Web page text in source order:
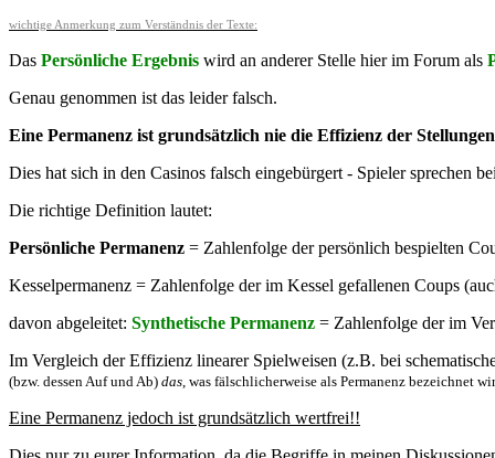
wichtige Anmerkung zum Verständnis der Texte:
Das Persönliche Ergebnis wird an anderer Stelle hier im Forum als
Genau genommen ist das leider falsch.
Eine Permanenz ist grundsätzlich nie die Effizienz der
Dies hat sich in den Casinos falsch eingebürgert - Spieler sprechen
Die richtige Definition lautet:
Persönliche Permanenz = Zahlenfolge der persönlich bespielten
Kesselpermanenz = Zahlenfolge der im Kessel gefallenen Coups
davon abgeleitet: Synthetische Permanenz = Zahlenfolge der im
Im Vergleich der Effizienz linearer Spielweisen (z.B. bei
(bzw. dessen Auf und Ab) das, was fälschlicherweise als Permanenz bezeichnet
Eine Permanenz jedoch ist grundsätzlich wertfrei!!